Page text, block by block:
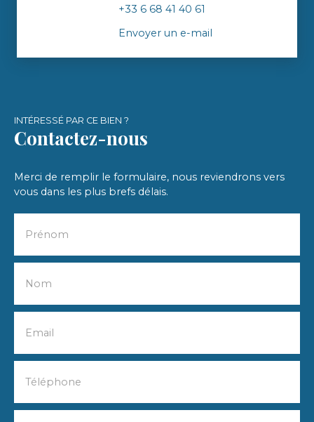
+33 6 68 41 40 61
Envoyer un e-mail
INTÉRESSÉ PAR CE BIEN ?
Contactez-nous
Merci de remplir le formulaire, nous reviendrons vers
vous dans les plus brefs délais.
Prénom
Nom
Email
Téléphone